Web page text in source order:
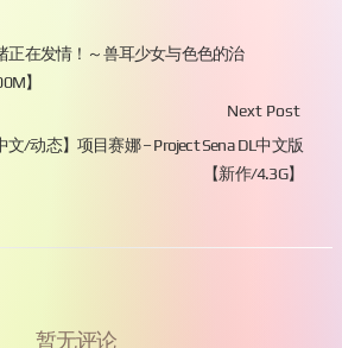
正在发情！～兽耳少女与色色的治
】
Next Post
文/动态】项目赛娜 – Project Sena DL中文版
【新作/4.3G】
暂无评论